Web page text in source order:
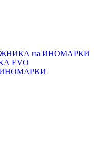
на ИНОМАРКИ
EVO